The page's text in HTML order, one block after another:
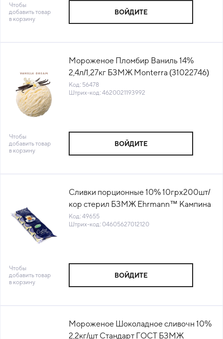
Чтобы
добавить товар
в корзину
ВОЙДИТЕ
Мороженое Пломбир Ваниль 14%
2,4л/1,27кг БЗМЖ Monterra (31022746)
(КОД 56478) (-18°С)
Код: 56478
Штрих-код: 4620021193992
Чтобы
добавить товар
в корзину
ВОЙДИТЕ
Сливки порционные 10% 10грх200шт/
кор стерил БЗМЖ Ehrmann™ Кампина
Россия (ПУ) (КОР) (КОД 49655) (0°С)
Код: 49655
Штрих-код: 04605627012120
Чтобы
добавить товар
в корзину
ВОЙДИТЕ
Мороженое Шоколадное сливочн 10%
2,2кг/шт Стандарт ГОСТ БЗМЖ